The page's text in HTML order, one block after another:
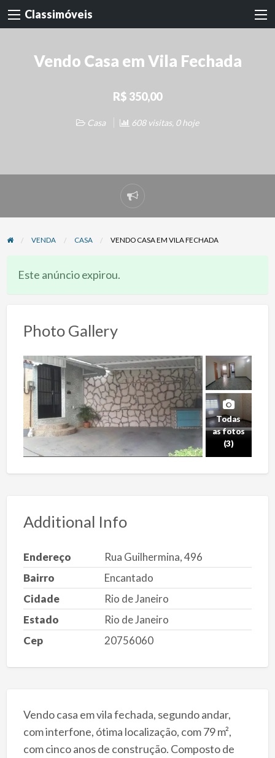
Classimóveis
Vendo Casa em Vila Fechada
R$ 350,00
Casa 608 visitas, 0 hoje
Denunciar
problema
VENDA CASA VENDO CASA EM VILA FECHADA
Este anúncio expirou.
Photo Gallery
Todas
as fotos
(3)
Additional Info
Endereço
Rua Guilhermina, 496
Bairro
Encantado
Cidade
Rio de Janeiro
Estado
Rio de Janeiro
Cep
20756060
Vendo casa em vila fechada, segundo andar,
com interfone, ótima localização, com 79 m²,
com cinco anos de construção. Composto de